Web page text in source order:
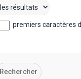
premiers caractères